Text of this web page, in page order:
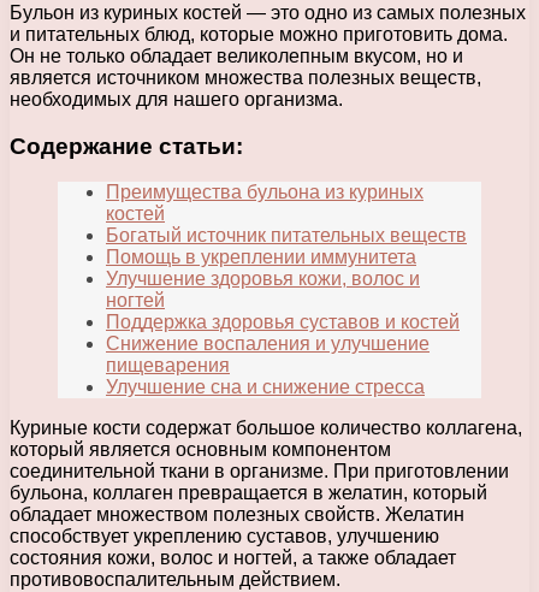
Бульон из куриных костей — это одно из самых полезных
и питательных блюд, которые можно приготовить дома.
Он не только обладает великолепным вкусом, но и
является источником множества полезных веществ,
необходимых для нашего организма.
Содержание статьи:
Преимущества бульона из куриных
костей
Богатый источник питательных веществ
Помощь в укреплении иммунитета
Улучшение здоровья кожи, волос и
ногтей
Поддержка здоровья суставов и костей
Снижение воспаления и улучшение
пищеварения
Улучшение сна и снижение стресса
Куриные кости содержат большое количество коллагена,
который является основным компонентом
соединительной ткани в организме. При приготовлении
бульона, коллаген превращается в желатин, который
обладает множеством полезных свойств. Желатин
способствует укреплению суставов, улучшению
состояния кожи, волос и ногтей, а также обладает
противовоспалительным действием.